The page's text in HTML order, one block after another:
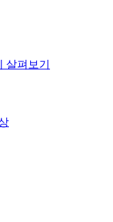
살펴보기